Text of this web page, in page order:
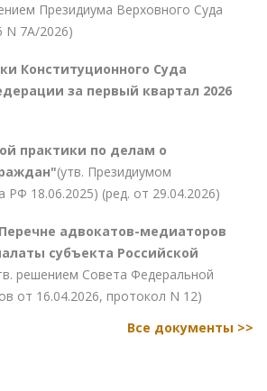
Президиума Верховного Суда
N 7А/2026)
Конституционного Суда
за первый квартал 2026
практики по делам о
(утв. Президиумом
РФ 18.06.2025) (ред. от 29.04.2026)
адвокатов-медиаторов
субъекта Российской
решением Совета Федеральной
от 16.04.2026, протокол N 12)
Все документы >>